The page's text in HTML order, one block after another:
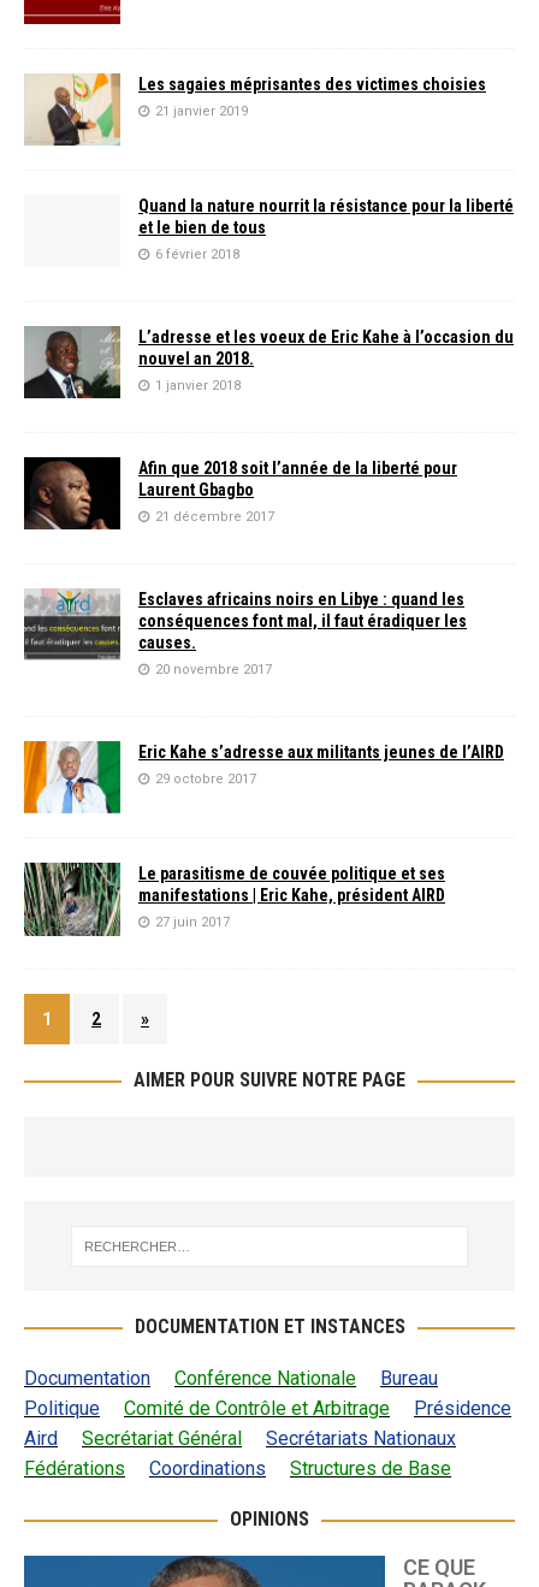
Les sagaies méprisantes des victimes choisies
21 janvier 2019
Quand la nature nourrit la résistance pour la liberté
et le bien de tous
6 février 2018
L’adresse et les voeux de Eric Kahe à l’occasion du
nouvel an 2018.
1 janvier 2018
Afin que 2018 soit l’année de la liberté pour
Laurent Gbagbo
21 décembre 2017
Esclaves africains noirs en Libye : quand les
conséquences font mal, il faut éradiquer les
causes.
20 novembre 2017
Eric Kahe s’adresse aux militants jeunes de l’AIRD
29 octobre 2017
Le parasitisme de couvée politique et ses
manifestations | Eric Kahe, président AIRD
27 juin 2017
1 2 »
AIMER POUR SUIVRE NOTRE PAGE
DOCUMENTATION ET INSTANCES
Documentation Conférence Nationale
Bureau
Politique
Comité de Contrôle et Arbitrage
Présidence
Aird
Secrétariat Général
Secrétariats Nationaux
Fédérations
Coordinations Structures de Base
OPINIONS
CE QUE